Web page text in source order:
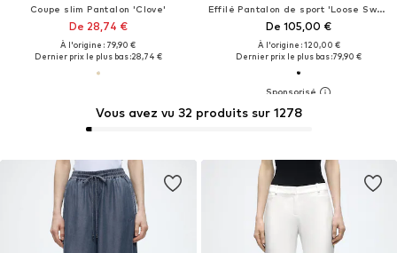
Coupe slim Pantalon 'Clove'
De 28,74 €
À l'origine : 79,90 €
Dernier prix le plus bas :28,74 €
Effilé Pantalon de sport 'Loose Sweat'
De 105,00 €
À l'origine : 120,00 €
Dernier prix le plus bas :79,90 €
Vous avez vu 32 produits sur 1278